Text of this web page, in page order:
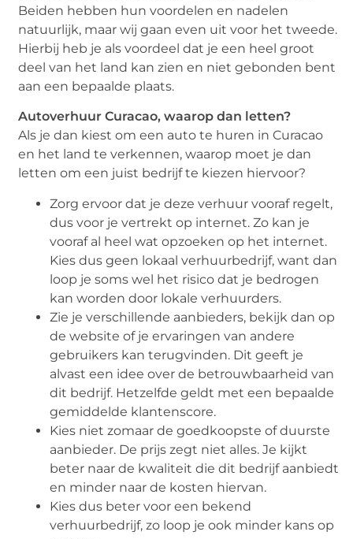
Beiden hebben hun voordelen en nadelen
natuurlijk, maar wij gaan even uit voor het tweede.
Hierbij heb je als voordeel dat je een heel groot
deel van het land kan zien en niet gebonden bent
aan een bepaalde plaats.
Autoverhuur Curacao, waarop dan letten?
Als je dan kiest om een auto te huren in Curacao
en het land te verkennen, waarop moet je dan
letten om een juist bedrijf te kiezen hiervoor?
Zorg ervoor dat je deze verhuur vooraf regelt,
dus voor je vertrekt op internet. Zo kan je
vooraf al heel wat opzoeken op het internet.
Kies dus geen lokaal verhuurbedrijf, want dan
loop je soms wel het risico dat je bedrogen
kan worden door lokale verhuurders.
Zie je verschillende aanbieders, bekijk dan op
de website of je ervaringen van andere
gebruikers kan terugvinden. Dit geeft je
alvast een idee over de betrouwbaarheid van
dit bedrijf. Hetzelfde geldt met een bepaalde
gemiddelde klantenscore.
Kies niet zomaar de goedkoopste of duurste
aanbieder. De prijs zegt niet alles. Je kijkt
beter naar de kwaliteit die dit bedrijf aanbiedt
en minder naar de kosten hiervan.
Kies dus beter voor een bekend
verhuurbedrijf, zo loop je ook minder kans op